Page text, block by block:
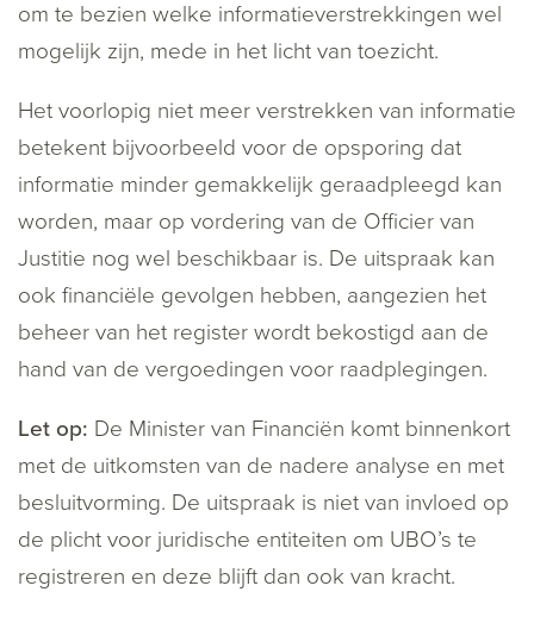
om te bezien welke informatieverstrekkingen wel
mogelijk zijn, mede in het licht van toezicht.
Het voorlopig niet meer verstrekken van informatie
betekent bijvoorbeeld voor de opsporing dat
informatie minder gemakkelijk geraadpleegd kan
worden, maar op vordering van de Officier van
Justitie nog wel beschikbaar is. De uitspraak kan
ook financiële gevolgen hebben, aangezien het
beheer van het register wordt bekostigd aan de
hand van de vergoedingen voor raadplegingen.
Let op: De Minister van Financiën komt binnenkort
met de uitkomsten van de nadere analyse en met
besluitvorming. De uitspraak is niet van invloed op
de plicht voor juridische entiteiten om UBO’s te
registreren en deze blijft dan ook van kracht.